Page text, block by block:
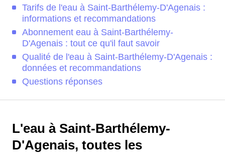
Tarifs de l'eau à Saint-Barthélemy-D'Agenais :
informations et recommandations
Abonnement eau à Saint-Barthélemy-
D'Agenais : tout ce qu'il faut savoir
Qualité de l'eau à Saint-Barthélemy-D'Agenais :
données et recommandations
Questions réponses
L'eau à Saint-Barthélemy-
D'Agenais, toutes les